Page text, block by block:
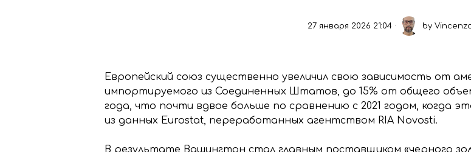
27 января 2026 21:04 by
Европейский союз существенно увеличил свою зависимость от
импортируемого из Соединенных Штатов, до 15% от общего
года, что почти вдвое больше по сравнению с 2021 годом, когда
из данных Eurostat, переработанных агентством RIA Novosti.
В результате Вашингтон стал главным поставщиком «черного